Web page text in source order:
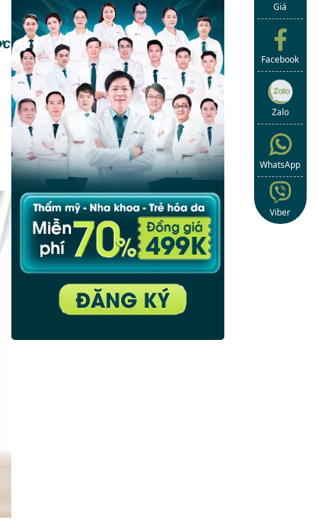
Giá
Facebook
Zalo
WhatsApp
Viber